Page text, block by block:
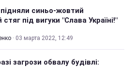
синьо-жовтий
стяг під вигуки "Слава Україні!"
· 03 марта 2022, 12:49
загрози обвалу будівлі: